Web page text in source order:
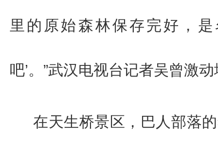
里的原始森林保存完好，
吧’。”武汉电视台记者吴曾激动
在天生桥景区，巴人部落